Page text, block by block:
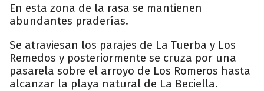
En esta zona de la rasa se mantienen
abundantes praderías.
Se atraviesan los parajes de La Tuerba y Los
Remedos y posteriormente se cruza por una
pasarela sobre el arroyo de Los Romeros hasta
alcanzar la playa natural de La Beciella.